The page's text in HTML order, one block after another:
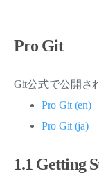
Pro Git
Git公式で公開さ
Pro Git (en)
Pro Git (ja)
1.1 Getting